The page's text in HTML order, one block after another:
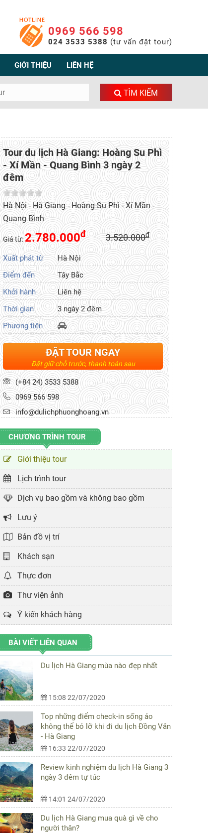
0969 566 598
024 3533 5388 (tư vấn đặt tour)
GIỚI THIỆU LIÊN HỆ
TÌM KIẾM
Tour du lịch Hà Giang: Hoàng Su Phì
- Xí Mần - Quang Bình 3 ngày 2
đêm
Hà Nội - Hà Giang - Hoàng Su Phì - Xí Mần -
Quang Bình
Giá từ:2.780.000đ 3.520.000đ
Xuất phát từ
Hà Nội
Điểm đến
Tây Bắc
Khởi hành
Liên hệ
Thời gian
3 ngày 2 đêm
Phương tiện
ĐẶT TOUR NGAY
Đặt giữ chỗ trước, thanh toán sau
(+84 24) 3533 5388
0969 566 598
info@dulichphuonghoang.vn
CHƯƠNG TRÌNH TOUR
Giới thiệu tour
Lịch trình tour
Dịch vụ bao gồm và không bao gồm
Lưu ý
Bản đồ vị trí
Khách sạn
Thực đơn
Thư viện ảnh
Ý kiến khách hàng
BÀI VIẾT LIÊN QUAN
Du lịch Hà Giang mùa nào đẹp nhất
15:08 22/07/2020
Top những điểm check-in sống ảo
không thể bỏ lỡ khi đi du lịch Đồng Văn
- Hà Giang
16:33 22/07/2020
Review kinh nghiệm du lịch Hà Giang 3
ngày 3 đêm tự túc
14:01 24/07/2020
Du lịch Hà Giang mua quà gì về cho
người thân?